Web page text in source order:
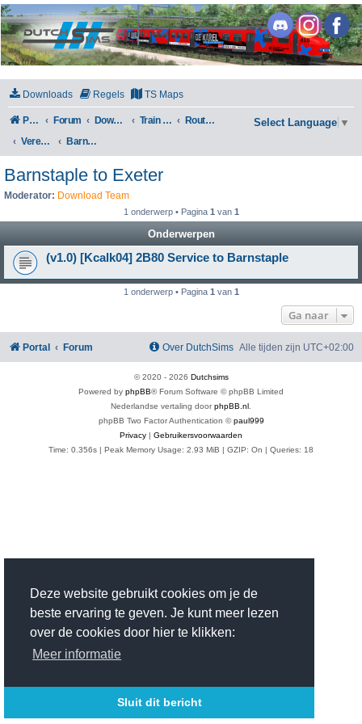
Deze website gebruikt cookies om je de
beste ervaring te geven. Je kunt meer lezen
over de cookies door hier te klikken:
Meer informatie
Sluit dit bericht
DutchSims
Downloads Regels TS Maps
Portal Forum Downloads Train Simulator Classic
Routes en Scenarios
Verenigd Koninkrijk
Barnstaple to Exeter
Select Language ▼
Barnstaple to Exeter
Moderator: Download Team
1 onderwerp • Pagina 1 van 1
Onderwerpen
(v1.0) [Kcalk04] 2B80 Service to Barnstaple
1 onderwerp • Pagina 1 van 1
Ga naar
Portal Forum Alle tijden zijn UTC+02:00
Over DutchSims
© 2020 - 2026 Dutchsims
Powered by phpBB® Forum Software © phpBB Limited
Nederlandse vertaling doorphpBB.nl
phpBB Two Factor Authentication ©paul999
Privacy | Gebruikersvoorwaarden
Time: 0.356s | Peak Memory Usage: 2.93 MiB | GZIP: On | Queries: 18